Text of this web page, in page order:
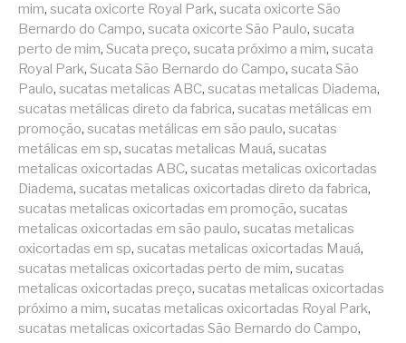
mim, sucata oxicorte Royal Park, sucata oxicorte São
Bernardo do Campo, sucata oxicorte São Paulo, sucata
perto de mim, Sucata preço, sucata próximo a mim, sucata
Royal Park, Sucata São Bernardo do Campo, sucata São
Paulo, sucatas metalicas ABC, sucatas metalicas Diadema,
sucatas metálicas direto da fabrica, sucatas metálicas em
promoção, sucatas metálicas em são paulo, sucatas
metálicas em sp, sucatas metalicas Mauá, sucatas
metalicas oxicortadas ABC, sucatas metalicas oxicortadas
Diadema, sucatas metalicas oxicortadas direto da fabrica,
sucatas metalicas oxicortadas em promoção, sucatas
metalicas oxicortadas em são paulo, sucatas metalicas
oxicortadas em sp, sucatas metalicas oxicortadas Mauá,
sucatas metalicas oxicortadas perto de mim, sucatas
metalicas oxicortadas preço, sucatas metalicas oxicortadas
próximo a mim, sucatas metalicas oxicortadas Royal Park,
sucatas metalicas oxicortadas São Bernardo do Campo,